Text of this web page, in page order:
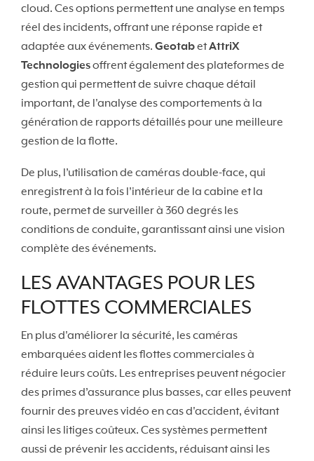
cloud. Ces options permettent une analyse en temps
réel des incidents, offrant une réponse rapide et
adaptée aux événements. GeotabetAttriX
Technologiesoffrent également des plateformes de
gestion qui permettent de suivre chaque détail
important, de l'analyse des comportements à la
génération de rapports détaillés pour une meilleure
gestion de la flotte.
De plus, l’utilisation de caméras double-face, qui
enregistrent à la fois l’intérieur de la cabine et la
route, permet de surveiller à 360 degrés les
conditions de conduite, garantissant ainsi une vision
complète des événements.
LES AVANTAGES POUR LES
FLOTTES COMMERCIALES
En plus d'améliorer la sécurité, les caméras
embarquées aident les flottes commerciales à
réduire leurs coûts. Les entreprises peuvent négocier
des primes d’assurance plus basses, car elles peuvent
fournir des preuves vidéo en cas d'accident, évitant
ainsi les litiges coûteux. Ces systèmes permettent
aussi de prévenir les accidents, réduisant ainsi les